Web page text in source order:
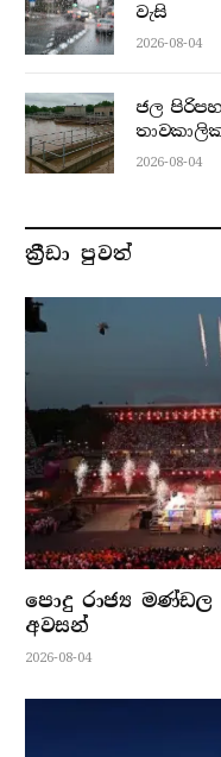
වැසි
2026-08-04
ජල
2026-08-04
ක්‍රීඩා පුවත්
පොදු රාජ්‍ය මණ්ඩල
අවසන්
2026-08-04